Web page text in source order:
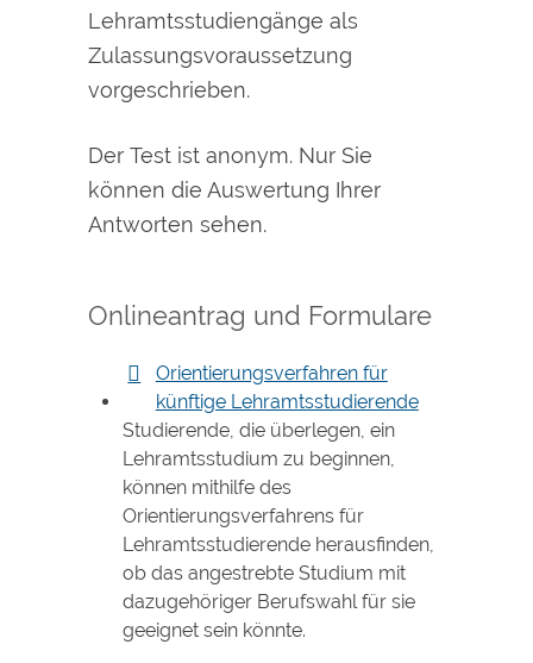
Lehramtsstudiengänge als
Zulassungsvoraussetzung
vorgeschrieben.
Der Test ist anonym. Nur Sie
können die Auswertung Ihrer
Antworten sehen.
Onlineantrag und Formulare
Orientierungsverfahren für
künftige Lehramtsstudierende
Studierende, die überlegen, ein
Lehramtsstudium zu beginnen,
können mithilfe des
Orientierungsverfahrens für
Lehramtsstudierende herausfinden,
ob das angestrebte Studium mit
dazugehöriger Berufswahl für sie
geeignet sein könnte.